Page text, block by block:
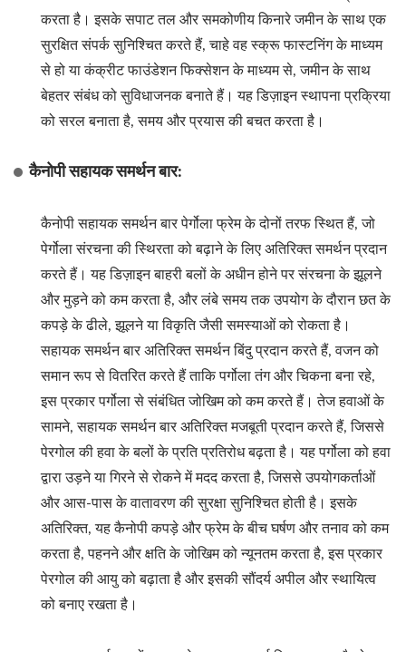
करता है। इसके सपाट तल और समकोणीय किनारे जमीन के साथ एक
सुरक्षित संपर्क सुनिश्चित करते हैं, चाहे वह स्क्रू फास्टनिंग के माध्यम
से हो या कंक्रीट फाउंडेशन फिक्सेशन के माध्यम से, जमीन के साथ
बेहतर संबंध को सुविधाजनक बनाते हैं। यह डिज़ाइन स्थापना प्रक्रिया
को सरल बनाता है, समय और प्रयास की बचत करता है।
कैनोपी सहायक समर्थन बार:
कैनोपी सहायक समर्थन बार पेर्गोला फ्रेम के दोनों तरफ स्थित हैं, जो
पेर्गोला संरचना की स्थिरता को बढ़ाने के लिए अतिरिक्त समर्थन प्रदान
करते हैं। यह डिज़ाइन बाहरी बलों के अधीन होने पर संरचना के झूलने
और मुड़ने को कम करता है, और लंबे समय तक उपयोग के दौरान छत के
कपड़े के ढीले, झूलने या विकृति जैसी समस्याओं को रोकता है।
सहायक समर्थन बार अतिरिक्त समर्थन बिंदु प्रदान करते हैं, वजन को
समान रूप से वितरित करते हैं ताकि पर्गोला तंग और चिकना बना रहे,
इस प्रकार पर्गोला से संबंधित जोखिम को कम करते हैं। तेज हवाओं के
सामने, सहायक समर्थन बार अतिरिक्त मजबूती प्रदान करते हैं, जिससे
पेरगोल की हवा के बलों के प्रति प्रतिरोध बढ़ता है। यह पर्गोला को हवा
द्वारा उड़ने या गिरने से रोकने में मदद करता है, जिससे उपयोगकर्ताओं
और आस-पास के वातावरण की सुरक्षा सुनिश्चित होती है। इसके
अतिरिक्त, यह कैनोपी कपड़े और फ्रेम के बीच घर्षण और तनाव को कम
करता है, पहनने और क्षति के जोखिम को न्यूनतम करता है, इस प्रकार
पेरगोल की आयु को बढ़ाता है और इसकी सौंदर्य अपील और स्थायित्व
को बनाए रखता है।